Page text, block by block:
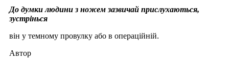
До думки людини з ножем зазвичай прислухаються,
зустрінься
він у темному провулку або в операційній.
Автор